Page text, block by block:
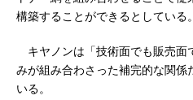
構築することができるとしている。
キヤノンは「技術面でも販売面
みが組み合わさった補完的な関係
いる。